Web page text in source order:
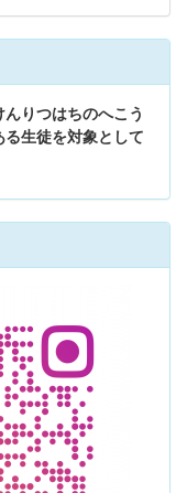
りつはちのへこう
生徒を対象として